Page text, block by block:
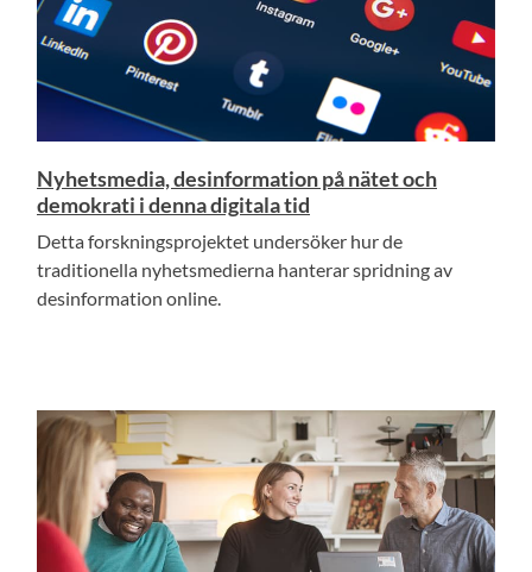
Nyhetsmedia, desinformation på nätet och
demokrati i denna digitala tid
Detta forskningsprojektet undersöker hur de
traditionella nyhetsmedierna hanterar spridning av
desinformation online.